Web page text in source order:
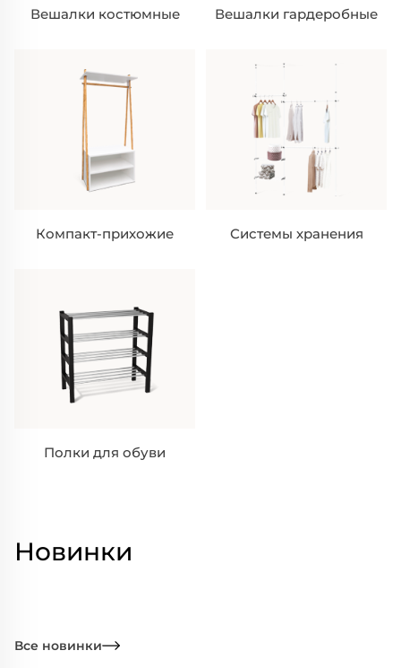
Вешалки костюмные Вешалки гардеробные
Компакт-прихожие Системы хранения
Полки для обуви
Новинки
Все новинки